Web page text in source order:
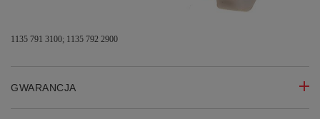
1135 791 3100; 1135 792 2900
GWARANCJA